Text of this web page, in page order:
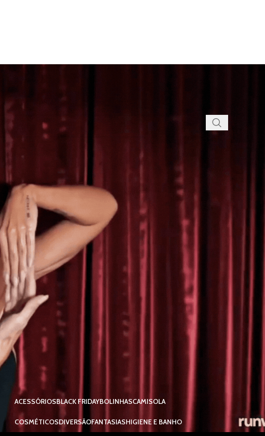
ACESSÓRIOSBLACK FRIDAYBOLINHASCAMISOLA
COSMÉTICOSDIVERSÃOFANTASIASHIGIENE E BANHO